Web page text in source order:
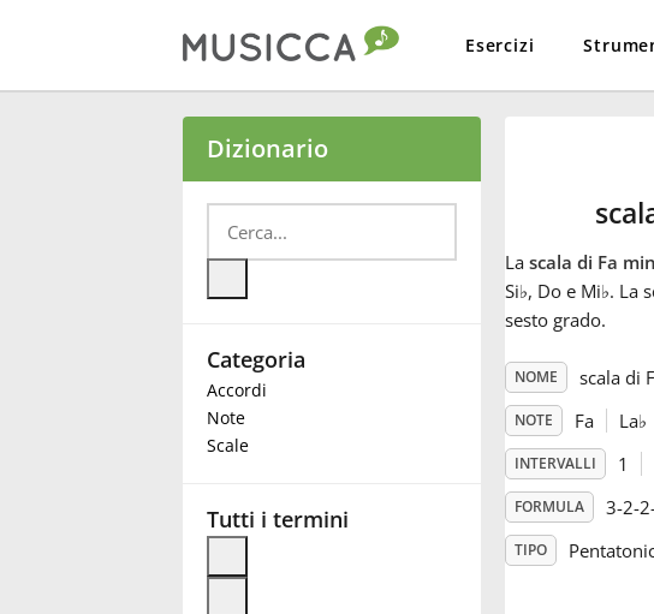
Esercizi
Български
Deutsch
Español
Français
Dizionario
Categoria
Accordi
Note
Scale
Tutti i termini
La scala di Fa
Si♭, Do e Mi♭. La
sesto grado.
NOME scala di
NOTE Fa La♭
INTERVALLI 1
FORMULA 3-2-
TIPO